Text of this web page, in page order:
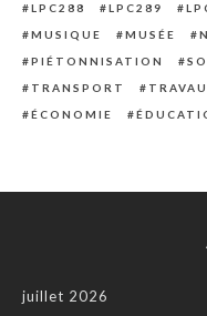
LPC288
LPC289
MUSIQUE
MUSÉE
PIÉTONNISATION
TRANSPORT
ÉCONOMIE
juillet 2026